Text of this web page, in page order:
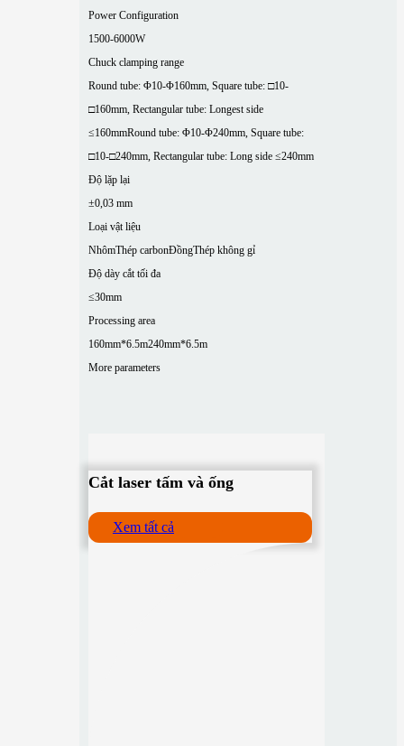
Power Configuration
1500-6000W
Chuck clamping range
Round tube: Φ10-Φ160mm, Square tube: □10-
□160mm, Rectangular tube: Longest side
≤160mmRound tube: Φ10-Φ240mm, Square tube:
□10-□240mm, Rectangular tube: Long side ≤240mm
Độ lặp lại
±0,03 mm
Loại vật liệu
NhômThép carbonĐồngThép không gỉ
Độ dày cắt tối đa
≤30mm
Processing area
160mm*6.5m240mm*6.5m
More parameters
Cắt laser tấm và ống
Xem tất cả